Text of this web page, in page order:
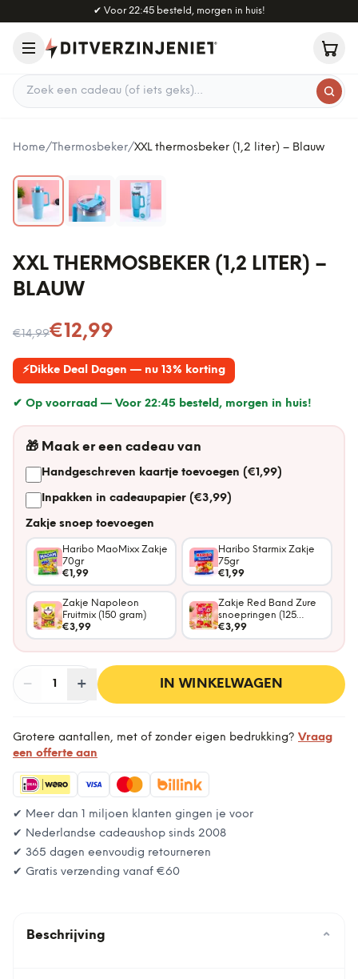
Naar hoofdinhoud
✔ Voor 22:45 besteld, morgen in huis!
Zoek een cadeau
Home/ Thermosbeker/XXL thermosbeker (1,2 liter) – Blauw
XXL THERMOSBEKER (1,2 LITER) –
BLAUW
€14,99
Nu voor€12,99
⚡Dikke Deal Dagen — nu 13% korting
✔ Op voorraad — Voor 22:45 besteld, morgen in huis!
🎁 Maak er een cadeau van
Handgeschreven kaartje toevoegen (€1,99)
Inpakken in cadeaupapier (€3,99)
Zakje snoep toevoegen
Haribo MaoMixx Zakje
70gr
€1,99
Haribo Starmix Zakje
75gr
€1,99
Zakje Napoleon
Fruitmix (150 gram)
€3,99
Zakje Red Band Zure
snoepringen (125
gram)
€3,99
− Aantal
1 + IN WINKELWAGEN
Grotere aantallen, met of zonder eigen bedrukking? Vraag
een offerte aan
✔ Meer dan 1 miljoen klanten gingen je voor
✔ Nederlandse cadeaushop sinds 2008
✔ 365 dagen eenvoudig retourneren
✔ Gratis verzending vanaf €60
Beschrijving ⌄